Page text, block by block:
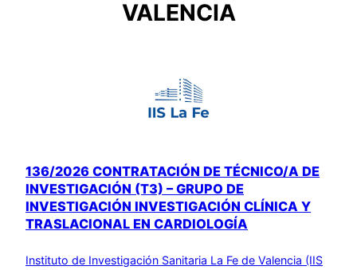
VALENCIA
136/2026 CONTRATACIÓN DE TÉCNICO/A DE
INVESTIGACIÓN (T3) – GRUPO DE
INVESTIGACIÓN INVESTIGACIÓN CLÍNICA Y
TRASLACIONAL EN CARDIOLOGÍA
Instituto de Investigación Sanitaria La Fe de Valencia (IIS